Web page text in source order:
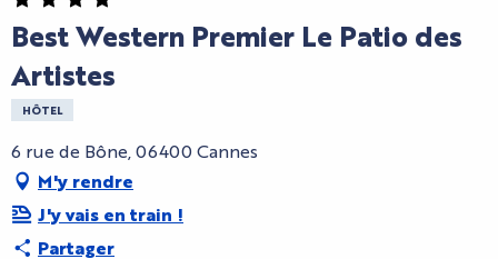
Best Western Premier Le Patio des
Artistes
HÔTEL
6 rue de Bône, 06400 Cannes
M'y rendre
J'y vais en train !
Partager